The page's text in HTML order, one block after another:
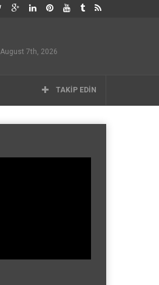
August 7th, 2026
TAKIP EDIN